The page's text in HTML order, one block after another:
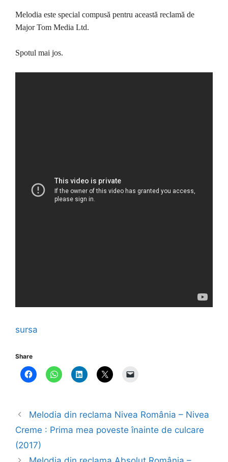
Melodia este special compusă pentru această reclamă de
Major Tom Media Ltd.
Spotul mai jos.
sursa
Share
Melodia din reclama Nivea România – Nivea
Creme : Prima mea poveste înainte de culcare
(2017)